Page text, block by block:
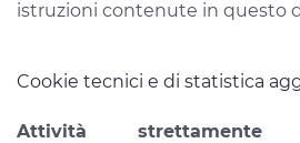
istruzioni contenute in questo
Cookie tecnici e di statistica
Attività strettamente